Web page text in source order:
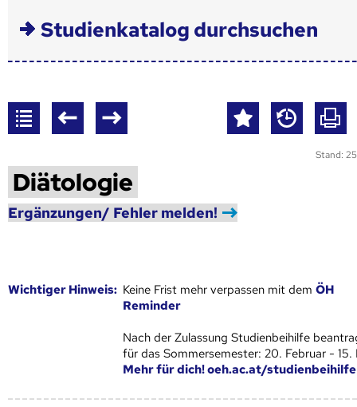
Studienkatalog durchsuchen
Stand:
Diätologie
Ergänzungen/ Fehler melden!
Wich­ti­ger Hin­weis: Keine Frist mehr verpassen mit demÖH
Reminder
Nach der Zulassung Studienbeihilfe
für das Sommersemester: 20. Februar - 15.
Mehr für dich! oeh.ac.at/studienbeihilfe